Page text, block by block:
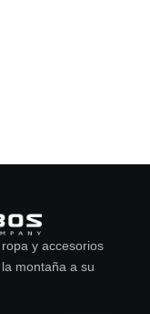
y accesorios
montaña a su